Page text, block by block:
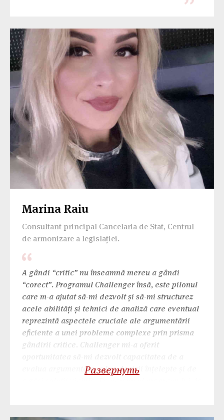
Marina Raiu
Consultant principal Cancelaria de Stat, Centrul
de armonizare a legislației.
A gândi “critic” nu înseamnă mereu a gândi
“corect”. Programul Challenger însă, este pilonul
care m-a ajutat să-mi dezvolt și să-mi structurez
acele abilități și tehnici de analiză care eventual
reprezintă aspectele cruciale ale argumentării
eficiente a unei probleme complexe prin prisma
gândirii critice. Challenger mi-a oferit
oportunitatea să-mi dezvolt capacitatea de a
evalua argumentele, a lua decizii înțelepte și de
semne de întrebare, să examinez convingeri,
Развернуть